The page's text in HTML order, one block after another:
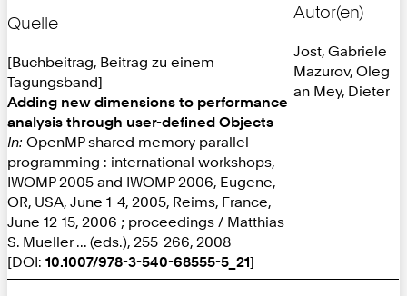
Quelle
[Buchbeitrag, Beitrag zu einem
Tagungsband]
Adding new dimensions to performance
analysis through user-defined Objects
In: OpenMP shared memory parallel
programming : international workshops,
IWOMP 2005 and IWOMP 2006, Eugene,
OR, USA, June 1-4, 2005, Reims, France,
June 12-15, 2006 ; proceedings / Matthias
S. Mueller ... (eds.), 255-266, 2008
[DOI: 10.1007/978-3-540-68555-5_21]
Autor(en)
Jost, Gabriele
Mazurov, Oleg
an Mey, Dieter